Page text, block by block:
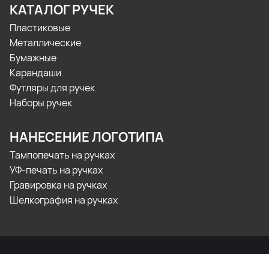
КАТАЛОГ РУЧЕК
Пластиковые
Металлические
Бумажные
Карандаши
Футляры для ручек
Наборы ручек
НАНЕСЕНИЕ ЛОГОТИПА
Тампопечать на ручках
УФ-печать на ручках
Гравировка на ручках
Шелкография на ручках